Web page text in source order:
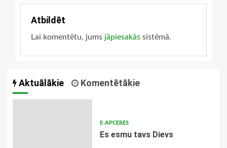
Atbildēt
Lai komentētu, jums jāpiesakās sistēmā.
Aktuālākie Komentētākie
E-APCERES
Es esmu tavs Dievs